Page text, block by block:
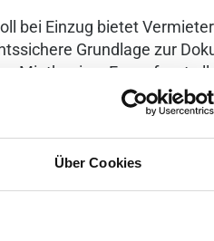
Über Cookies
bei Einzug bietet
Grundlage zur
Mietbeginn. Es umfasst
und Zählerstände und
angepasst. Durch
erleichtert das
beugt späteren
nachvollziehbare und